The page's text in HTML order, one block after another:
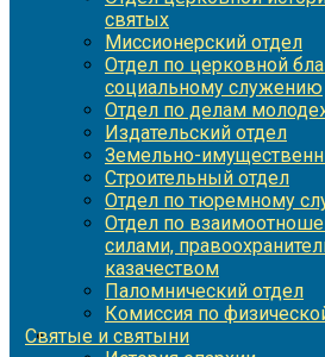
святых
Миссионерский отдел
Отдел по церковной
социальному служению
Отдел по делам
Издательский отдел
Земельно-
Строительный отдел
Отдел по тюремному
Отдел по
силами,
казачеством
Паломнический отдел
Комиссия по
Святые и святыни